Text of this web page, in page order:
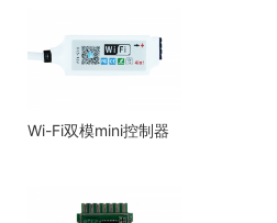
Wi-Fi双模mini控制器